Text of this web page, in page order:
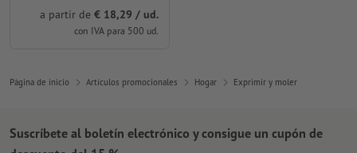
a partir de € 18,29 / ud.
con IVA para 500 ud.
Página de inicio Artículos promocionales Hogar Exprimir y moler
Suscríbete al boletín electrónico y consigue un cupón de